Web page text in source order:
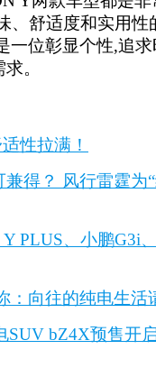
、舒适度和实用性
一位彰显个性,追
。
性拉满！
得？ 风行雷霆为
PLUS、小鹏G3i
：向往的纯电生活
SUV bZ4X预售开